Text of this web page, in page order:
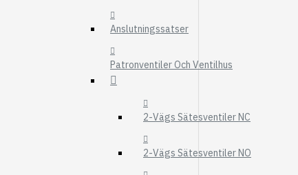
FILTER
Anslutningssatser
Patronventiler Och Ventilhus
2-Vägs Sätesventiler NC
2-Vägs Sätesventiler NO